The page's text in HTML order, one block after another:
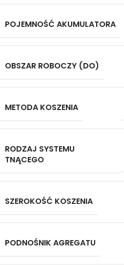
POJEMNOŚĆ AKUMULATORA
OBSZAR ROBOCZY (DO)
METODA KOSZENIA
RODZAJ SYSTEMU
TNĄCEGO
SZEROKOŚĆ KOSZENIA
PODNOŚNIK AGREGATU